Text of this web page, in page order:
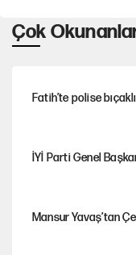
Çok
Fatih’te polise
İYİ Parti Genel
Mansur Yavaş’tan